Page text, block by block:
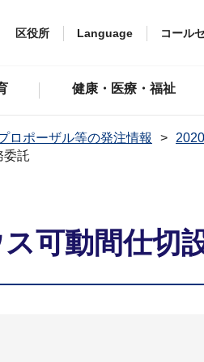
区役所 Language コール
健康・医療・福祉
ロポーザル等の発注情報
委託
可動間仕切